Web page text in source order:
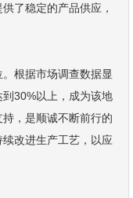
了稳定的产品供应，
根据市场调查数据显
30%以上，成为该地
，是顺诚不断前行的
改进生产工艺，以应